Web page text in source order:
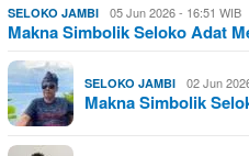
SELOKO JAMBI 05 Jun 2026 - 16:51 WIB
Makna Simbolik Seloko Adat
SELOKO JAMBI 02 Jun
Makna Simbolik